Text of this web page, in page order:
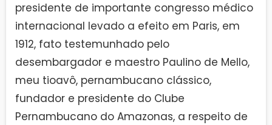
presidente de importante congresso médico
internacional levado a efeito em Paris, em
1912, fato testemunhado pelo
desembargador e maestro Paulino de Mello,
meu tioavô, pernambucano clássico,
fundador e presidente do Clube
Pernambucano do Amazonas, a respeito de